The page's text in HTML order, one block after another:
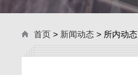
首页> 新闻动态> 所内动态